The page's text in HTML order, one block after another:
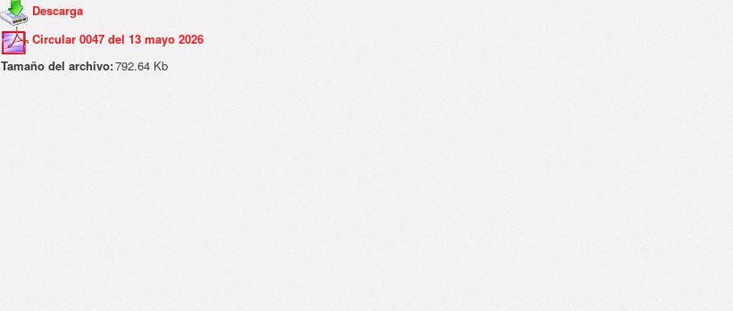
Descarga
Circular 0047 del 13 mayo 2026
Tamaño del archivo:792.64 Kb